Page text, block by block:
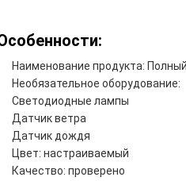
Наименование продукта:
Необязательное оборудование:
Светодиодные лампы
Датчик ветра
Датчик дождя
Цвет: настраиваемый
Качество: проверено